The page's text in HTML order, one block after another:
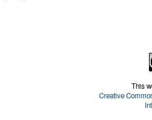
This
Creative